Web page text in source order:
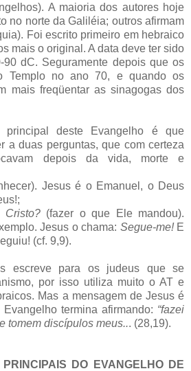
A maioria dos autores hoje
no norte da Galiléia; outros afirmam
Foi escrito primeiro em hebraico
mais o original. A data deve ter sido
dC. Seguramente depois que os
Templo no ano 70, e quando os
mais freqüentar as sinagogas dos
principal deste Evangelho é que
a duas perguntas, que com certeza
depois da vida, morte e
Jesus é o Emanuel, o Deus
Cristo? (fazer o que Ele mandou).
Jesus o chama: Segue-me! E
(cf. 9,9).
escreve para os judeus que se
por isso utiliza muito o AT e
Mas a mensagem de Jesus é
termina afirmando: “fazei
tomem discípulos meus... (28,19).
DO EVANGELHO DE